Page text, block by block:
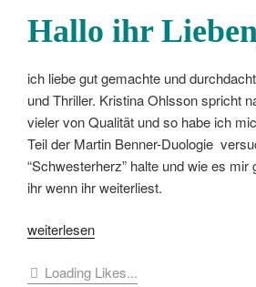
Hallo ihr
ich liebe gut gemachte und
und Thriller. Kristina Ohlsson spricht
vieler von Qualität und so habe ich
Teil der Martin Benner-Duologie
“Schwesterherz” halte und wie es mir
ihr wenn ihr weiterliest.
„[Buchbesprechung]
Ohlsson
weiterlesen
Loading Likes...